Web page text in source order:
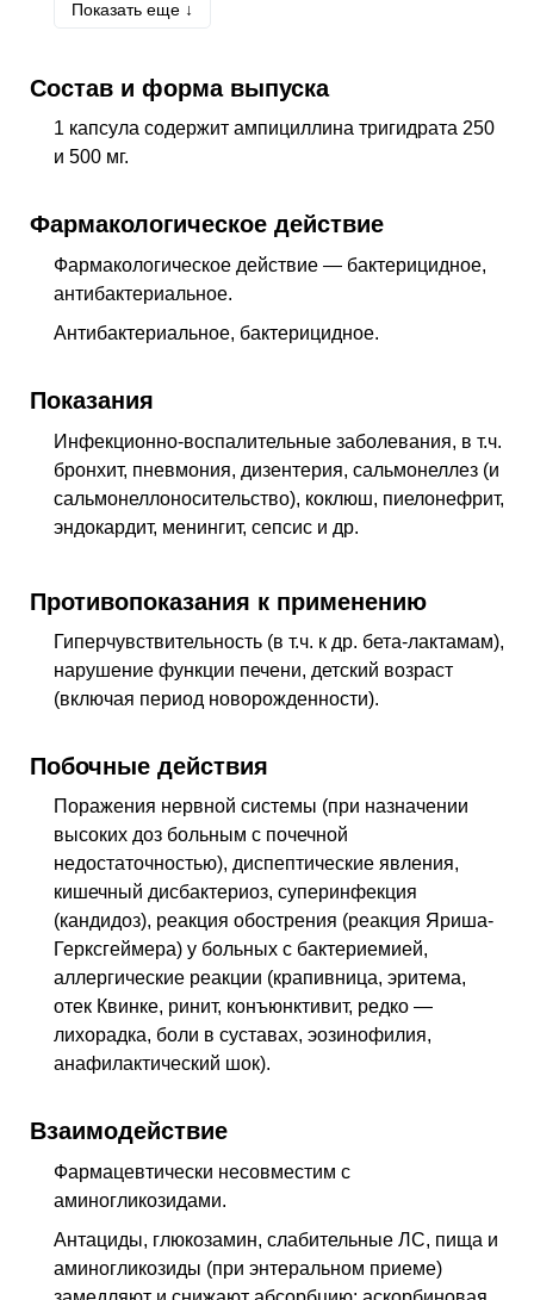
Пневмония без уточнения возбудителя
хронический
Показать еще ↓
Состав и форма выпуска
1 капсула содержит ампициллина тригидрата 250
и 500 мг.
Фармакологическое действие
Фармакологическое действие — бактерицидное,
антибактериальное.
Антибактериальное, бактерицидное.
Показания
Инфекционно-воспалительные заболевания, в т.ч.
бронхит, пневмония, дизентерия, сальмонеллез (и
сальмонеллоносительство), коклюш, пиелонефрит,
эндокардит, менингит, сепсис и др.
Противопоказания к применению
Гиперчувствительность (в т.ч. к др. бета-лактамам),
нарушение функции печени, детский возраст
(включая период новорожденности).
Побочные действия
Поражения нервной системы (при назначении
высоких доз больным с почечной
недостаточностью), диспептические явления,
кишечный дисбактериоз, суперинфекция
(кандидоз), реакция обострения (реакция Яриша-
Герксгеймера) у больных с бактериемией,
аллергические реакции (крапивница, эритема,
отек Квинке, ринит, конъюнктивит, редко —
лихорадка, боли в суставах, эозинофилия,
анафилактический шок).
Взаимодействие
Фармацевтически несовместим с
аминогликозидами.
Антациды, глюкозамин, слабительные ЛС, пища и
аминогликозиды (при энтеральном приеме)